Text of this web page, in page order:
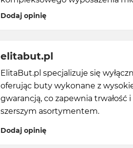
Dodaj opinię
elitabut.pl
ElitaBut.pl specjalizuje się
oferując buty wykonane z
gwarancją, co zapewnia
szerszym asortymentem.
Dodaj opinię